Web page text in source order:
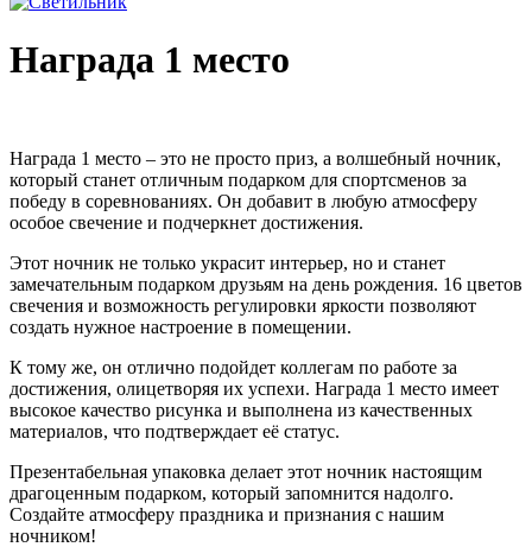
Награда 1 место
Награда 1 место – это не просто приз, а волшебный ночник,
который станет отличным подарком для спортсменов за
победу в соревнованиях. Он добавит в любую атмосферу
особое свечение и подчеркнет достижения.
Этот ночник не только украсит интерьер, но и станет
замечательным подарком друзьям на день рождения. 16 цветов
свечения и возможность регулировки яркости позволяют
создать нужное настроение в помещении.
К тому же, он отлично подойдет коллегам по работе за
достижения, олицетворяя их успехи. Награда 1 место имеет
высокое качество рисунка и выполнена из качественных
материалов, что подтверждает её статус.
Презентабельная упаковка делает этот ночник настоящим
драгоценным подарком, который запомнится надолго.
Создайте атмосферу праздника и признания с нашим
ночником!